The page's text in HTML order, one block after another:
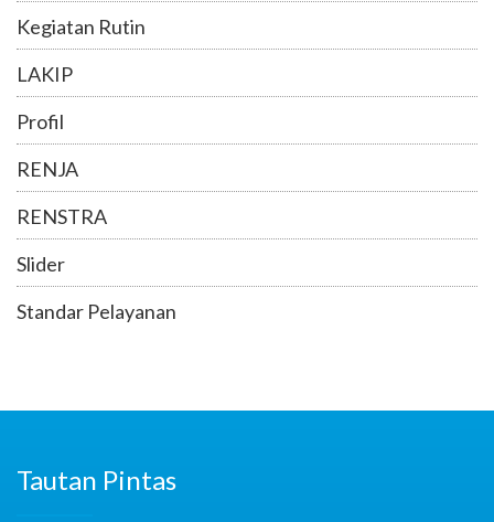
Kegiatan Rutin
LAKIP
Profil
RENJA
RENSTRA
Slider
Standar Pelayanan
Tautan Pintas